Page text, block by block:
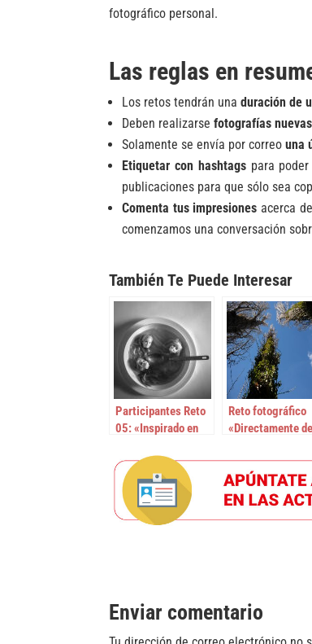
fotográfico personal.
Las reglas en
Los retos tendrán unaduración de
Deben realizarse fotografías nuevas
Solamente se envía por correouna
Etiquetar con hashtagspara poder
publicaciones para que sólo sea
Comenta tus impresiones acerca
comenzamos una conversación
También Te Puede Interesar
Participantes Reto
05: «Inspirado en
Reto fotográfico
«Directamente
Enviar comentario